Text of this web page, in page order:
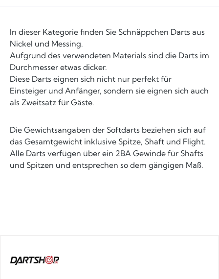
In dieser Kategorie finden Sie Schnäppchen Darts aus
Nickel und Messing.
Aufgrund des verwendeten Materials sind die Darts im
Durchmesser etwas dicker.
Diese Darts eignen sich nicht nur perfekt für
Einsteiger und Anfänger, sondern sie eignen sich auch
als Zweitsatz für Gäste.
Die Gewichtsangaben der Softdarts beziehen sich auf
das Gesamtgewicht inklusive Spitze, Shaft und Flight.
Alle Darts verfügen über ein 2BA Gewinde für Shafts
und Spitzen und entsprechen so dem gängigen Maß.